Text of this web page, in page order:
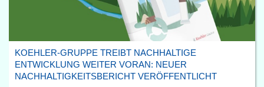
KOEHLER-GRUPPE TREIBT NACHHALTIGE
ENTWICKLUNG WEITER VORAN: NEUER
NACHHALTIGKEITSBERICHT VERÖFFENTLICHT